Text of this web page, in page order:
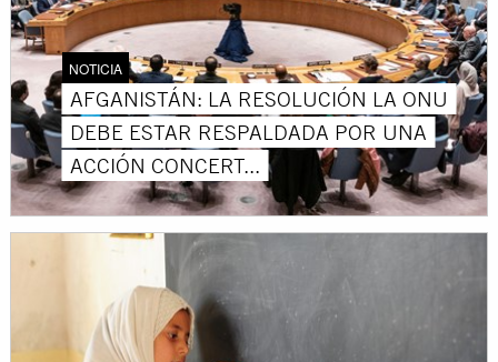
NOTICIA
AFGANISTÁN: LA RESOLUCIÓN LA ONU
DEBE ESTAR RESPALDADA POR UNA
ACCIÓN CONCERT...